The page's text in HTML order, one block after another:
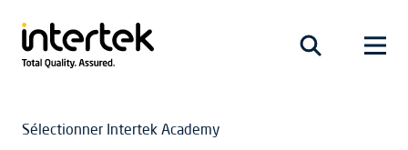
Sélectionner Intertek Academy